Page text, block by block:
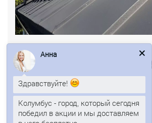
Стоимость фальцевой
зависит от:
толщины и свойств металла;
плотности цинкования;
установленного срока эксплуатации.
Анна
Здравствуйте!
Колумбус - город, который сегодня
победил в акции и мы доставляем
в него бесплатно